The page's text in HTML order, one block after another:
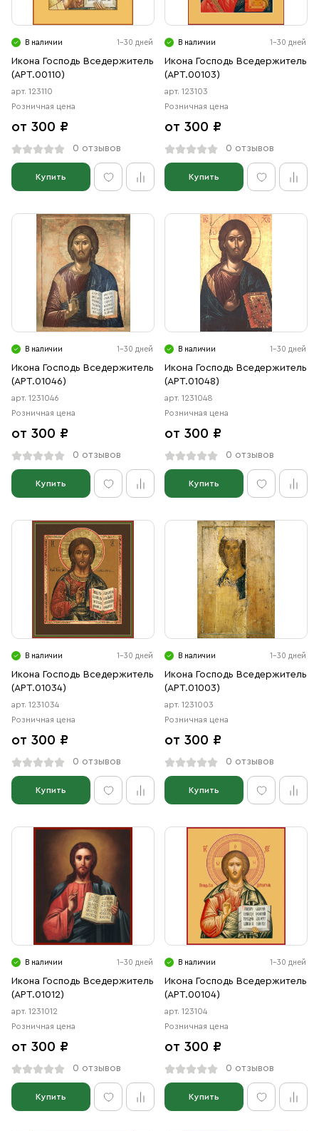
Ювелирные изделия
В наличии 1-30 дней
Икона Господь Вседержитель
(АРТ.00110)
арт. 123110
Розничная цена
от 300 ₽
0 отзывов
Купить
В наличии 1-30 дней
Икона Господь Вседержитель
(АРТ.00103)
арт. 123103
Розничная цена
от 300 ₽
0 отзывов
Купить
В наличии 1-30 дней
Икона Господь Вседержитель
(АРТ.01046)
арт. 1231046
Розничная цена
от 300 ₽
0 отзывов
Купить
В наличии 1-30 дней
Икона Господь Вседержитель
(АРТ.01048)
арт. 1231048
Розничная цена
от 300 ₽
0 отзывов
Купить
В наличии 1-30 дней
Икона Господь Вседержитель
(АРТ.01034)
арт. 1231034
Розничная цена
от 300 ₽
0 отзывов
Купить
В наличии 1-30 дней
Икона Господь Вседержитель
(АРТ.01003)
арт. 1231003
Розничная цена
от 300 ₽
0 отзывов
Купить
В наличии 1-30 дней
Икона Господь Вседержитель
(АРТ.01012)
арт. 1231012
Розничная цена
от 300 ₽
0 отзывов
Купить
В наличии 1-30 дней
Икона Господь Вседержитель
(АРТ.00104)
арт. 123104
Розничная цена
от 300 ₽
0 отзывов
Купить